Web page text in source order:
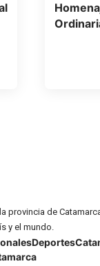
provincia de
y el mundo.
Deportes